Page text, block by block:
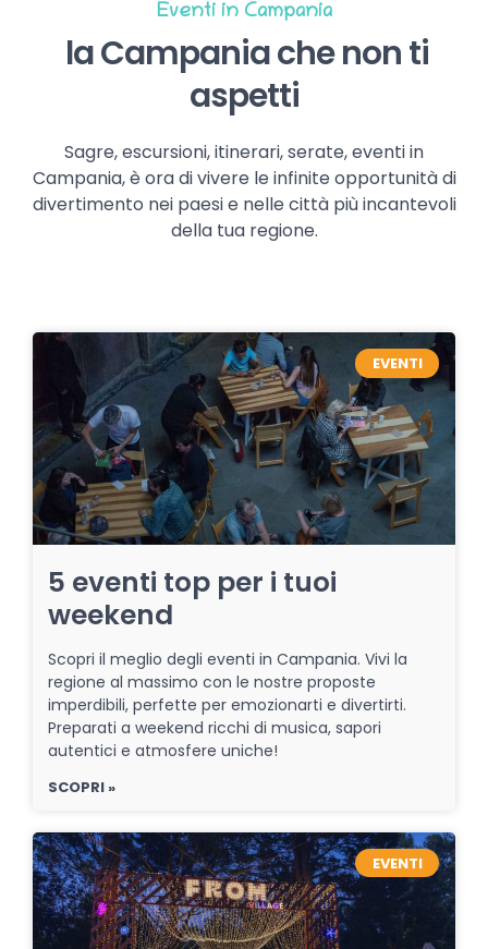
Eventi in Campania
la Campania che non ti
aspetti
Sagre, escursioni, itinerari, serate, eventi in
Campania, è ora di vivere le infinite opportunità di
divertimento nei paesi e nelle città più incantevoli
della tua regione.
EVENTI
5 eventi top per i tuoi
weekend
Scopri il meglio degli eventi in Campania. Vivi la
regione al massimo con le nostre proposte
imperdibili, perfette per emozionarti e divertirti.
Preparati a weekend ricchi di musica, sapori
autentici e atmosfere uniche!
SCOPRI »
EVENTI